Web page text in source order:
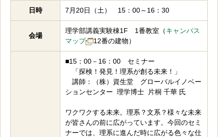
日時 7月20日（土） 15：00～16：30
会場
理学部講義実験棟1F 1番教室（キャンパス
マップ
12番の建物）
■15：00－16：00 セミナー
「探検！発見！理系が創る未来！」
講師：（株）資生堂 グローバルイノベー
ションセンター 理学博士 片桐 千華 氏
ワクワクする未来。理系？文系？様々な未来
が皆さんの前に広がっています。今回のセミ
ナーでは、理系に進んだ時に広がる色々な仕